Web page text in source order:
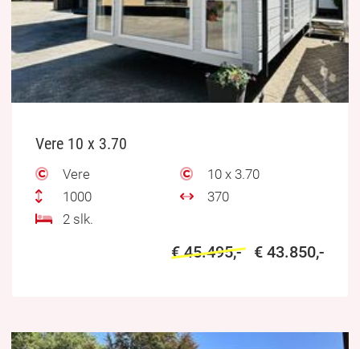
Vere 10 x 3.70
Vere
10 x 3.70
1000
370
2 slk.
€ 45.495,- € 43.850,-